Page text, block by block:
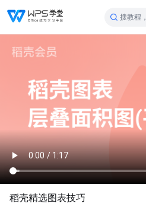
搜教程
稻壳精选图表技巧